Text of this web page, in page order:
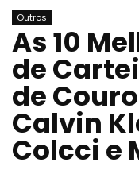
Outros
As 10
de
de
Calvin
Colcci e